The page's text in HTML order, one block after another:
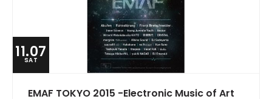
11.07
SAT
EMAF TOKYO 2015 -Electronic Music of Art